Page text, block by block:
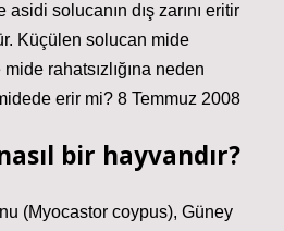
asidi solucanın dış zarını eritir
Küçülen solucan mide
rahatsızlığına neden
erir mi? 8 Temmuz 2008
bir hayvandır?
(Myocastor coypus), Güney